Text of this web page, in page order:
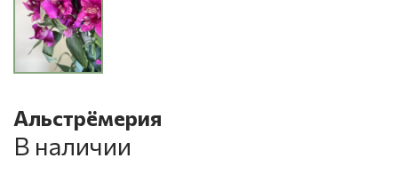
Альстрёмерия
В наличии